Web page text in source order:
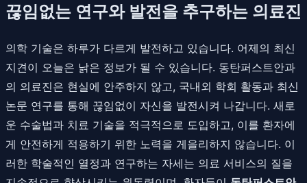
끊임없는 연구와 발전을 추구하는 의료진
의학 기술은 하루가 다르게 발전하고 있습니다. 어제의 최신
지견이 오늘은 낡은 정보가 될 수 있습니다. 동탄퍼스트안과
의 의료진은 현실에 안주하지 않고, 국내외 학회 활동과 최신
논문 연구를 통해 끊임없이 자신을 발전시켜 나갑니다. 새로
운 수술법과 치료 기술을 적극적으로 도입하고, 이를 환자에
게 안전하게 적용하기 위한 노력을 게을리하지 않습니다. 이
러한 학술적인 열정과 연구하는 자세는 의료 서비스의 질을